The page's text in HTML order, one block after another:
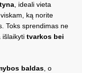
, ideali vieta
ką norite
Toks sprendimas ne
išlaikyti tvarkos bei
baldas, o